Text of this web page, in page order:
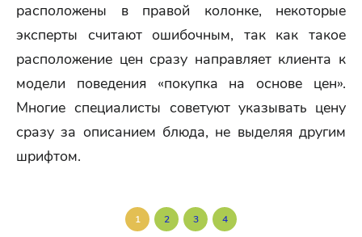
расположены в правой колонке, некоторые
эксперты считают ошибочным, так как такое
расположение цен сразу направляет клиента к
модели поведения «покупка на основе цен».
Многие специалисты советуют указывать цену
сразу за описанием блюда, не выделяя другим
шрифтом.
1 2 3 4